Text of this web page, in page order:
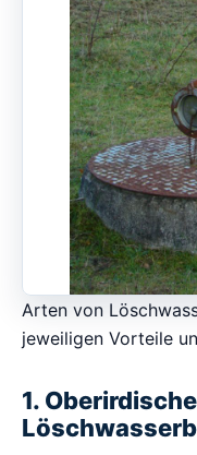
Arten von
jeweiligen Vorteile
1.